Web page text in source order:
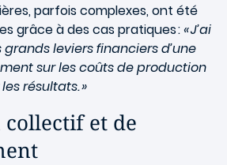
parfois complexes, ont été
grâce à des cas pratiques :« J’ai
leviers financiers d’une
sur les coûts de production
résultats. »
et de